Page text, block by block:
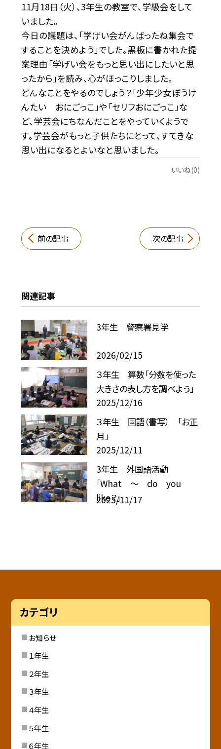
11月18日（火）、3年生の教室で、学級会をして
いました。
今日の議題は、「学げい会がんばったね集会で
することを決めよう」でした。黒板に書かれた提
案理由「学げい会をもっと思い出にしたいと思
ったから」を読み、心がほっこりしました。
どんなことをやるのでしょう？「少年少女ぼうけ
んたい おにごっこ」や「セリフおにごっこ」な
ど、学芸会にちなんだことをやっていくようで
す。学芸会がもっと子供たちにとって、すてきな
思い出になるとよいなと思いました。
いいね(0)
前の記事 次の記事
関連記事
3年生 警察署見学
2026/02/15
３年生 算数「分数を使った
大きさの表し方を調べよう」
2025/12/16
３年生 国語（書写） 「お正
月」
2025/12/11
3年生 外国語活動
「What ～ do you
like？」
2025/11/17
カテゴリ
お知らせ
１年生
２年生
３年生
４年生
５年生
６年生